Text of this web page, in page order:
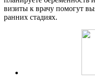
визиты к врачу помогут
ранних стадиях.